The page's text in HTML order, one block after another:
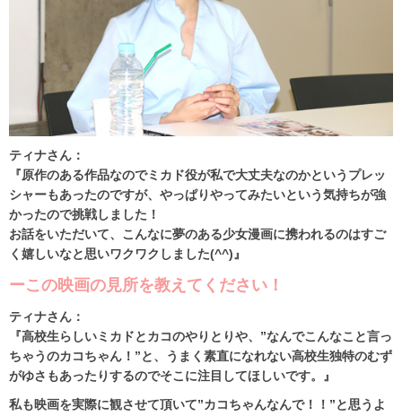
ティナさん：
『原作のある作品なのでミカド役が私で大丈夫なのかというプレッ
シャーもあったのですが、やっぱりやってみたいという気持ちが強
かったので挑戦しました！
お話をいただいて、こんなに夢のある少女漫画に携われるのはすご
く嬉しいなと思いワクワクしました(^^)』
ーこの映画の見所を教えてください！
ティナさん：
『高校生らしいミカドとカコのやりとりや、”なんでこんなこと言っ
ちゃうのカコちゃん！”と、うまく素直になれない高校生独特のむず
がゆさもあったりするのでそこに注目してほしいです。』
私も映画を実際に観させて頂いて”カコちゃんなんで！！”と思うよ